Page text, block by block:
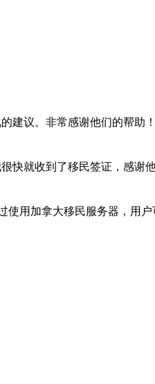
建议。非常感谢他们的帮助
快就收到了移民签证，感谢
用加拿大移民服务器，用